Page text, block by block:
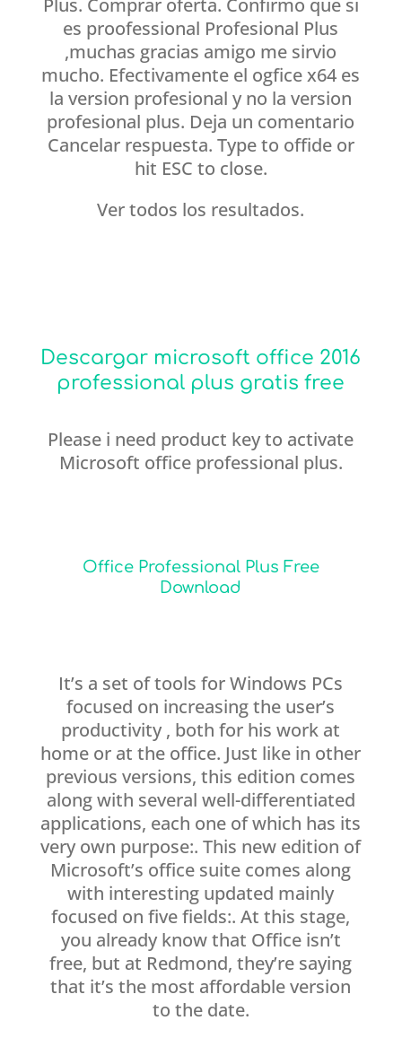
Plus. Comprar oferta. Confirmo que si
es proofessional Profesional Plus
,muchas gracias amigo me sirvio
mucho. Efectivamente el ogfice x64 es
la version profesional y no la version
profesional plus. Deja un comentario
Cancelar respuesta. Type to offide or
hit ESC to close.
Ver todos los resultados.
Descargar microsoft office 2016
professional plus gratis free
Please i need product key to activate
Microsoft office professional plus.
Office Professional Plus Free
Download
It’s a set of tools for Windows PCs
focused on increasing the user’s
productivity , both for his work at
home or at the office. Just like in other
previous versions, this edition comes
along with several well-differentiated
applications, each one of which has its
very own purpose:. This new edition of
Microsoft’s office suite comes along
with interesting updated mainly
focused on five fields:. At this stage,
you already know that Office isn’t
free, but at Redmond, they’re saying
that it’s the most affordable version
to the date.